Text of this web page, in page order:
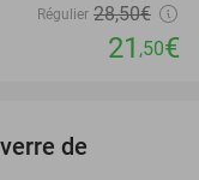
Régulier 28,50€
21 ,50€
de